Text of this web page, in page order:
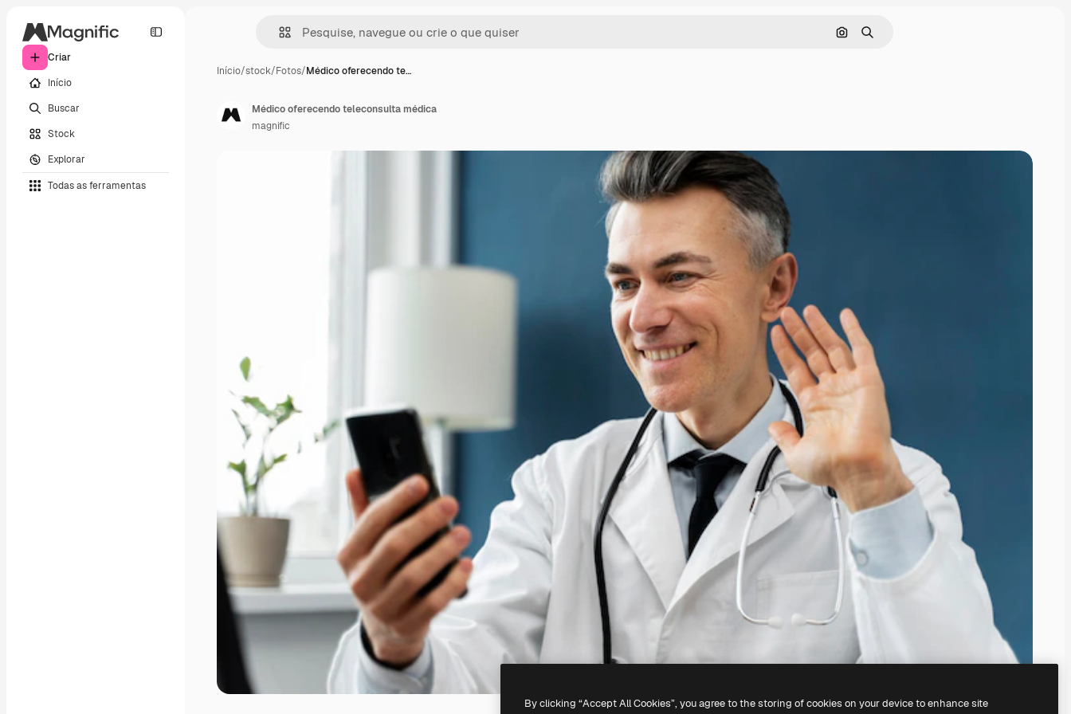
Criar
Início
Buscar
Stock
Explorar
Todas as ferramentas
Pesquisar por imagem
Buscar
Início/stock/Fotos/Médico oferecendo te…
Médico oferecendo teleconsulta médica
magnific
By clicking “Accept All Cookies”, you agree to the storing of cookies on your device to enhance site